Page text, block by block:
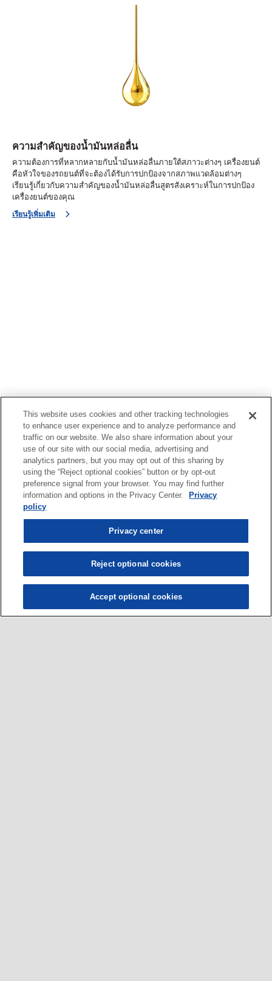
ความสำคัญของน้ำมันหล่อลื่น
ความต้องการที่หลากหลายกับน้ำมันหล่อลื่นภายใต้สภาวะต่างๆ เครื่องยนต์
คือหัวใจของรถยนต์ที่จะต้องได้รับการปกป้องจากสภาพแวดล้อมต่างๆ
เรียนรู้เกี่ยวกับความสำคัญของน้ำมันหล่อลื่นสูตรสังเคราะห์ในการปกป้อง
เครื่องยนต์ของคุณ
เรียนรู้เพิ่มเติม
This website uses cookies and other tracking technologies
to enhance user experience and to analyze performance and
traffic on our website. We also share information about your
use of our site with our social media, advertising and
analytics partners, but you may opt out of this sharing by
using the “Reject optional cookies” button or by opt-out
preference signal from your browser. You may find further
information and options in the Privacy Center.
Privacy
policy
Privacy center
Reject optional cookies
Accept optional cookies